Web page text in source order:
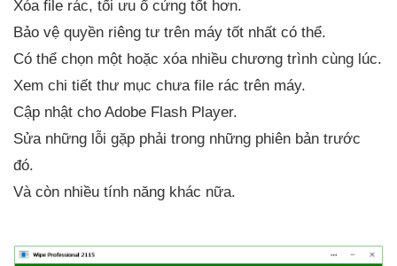
Xóa file rác, tối ưu ổ cứng tốt hơn.
Bảo vệ quyền riêng tư trên máy tốt nhất có thể.
Có thể chọn một hoặc xóa nhiều chương trình cùng lúc.
Xem chi tiết thư mục chưa file rác trên máy.
Cập nhật cho Adobe Flash Player.
Sửa những lỗi gặp phải trong những phiên bản trước
đó.
Và còn nhiều tính năng khác nữa.